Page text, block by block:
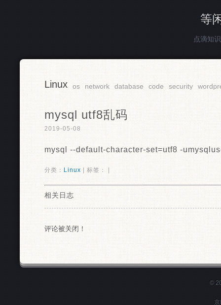
等
点滴知
Linux os network database code security
mysql utf8乱码
2019-05-08
mysql --default-character-set=utf8 -
分类： Linux | 标签： |
相关日志
评论被关闭！
©